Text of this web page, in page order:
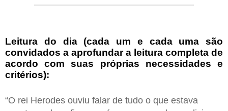
Leitura do dia (cada um e cada uma são
convidados a aprofundar a leitura completa de
acordo com suas próprias necessidades e
critérios):
“O rei Herodes ouviu falar de tudo o que estava